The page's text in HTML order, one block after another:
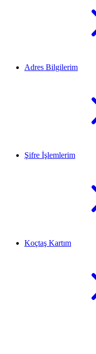
Adres Bilgilerim
Şifre İşlemlerim
Koçtaş Kartım